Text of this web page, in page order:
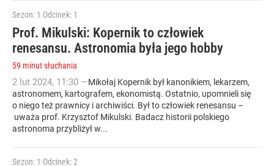
Sezon: 1 Odcinek: 1
Prof. Mikulski: Kopernik to człowiek
renesansu. Astronomia była jego hobby
59 minut słuchania
2 lut 2024, 11:30 —Mikołaj Kopernik był kanonikiem, lekarzem,
astronomem, kartografem, ekonomistą. Ostatnio, upomnieli się
o niego też prawnicy i archiwiści. Był to człowiek renesansu –
uważa prof. Krzysztof Mikulski. Badacz historii polskiego
astronoma przybliżył w...
Sezon: 1 Odcinek: 2